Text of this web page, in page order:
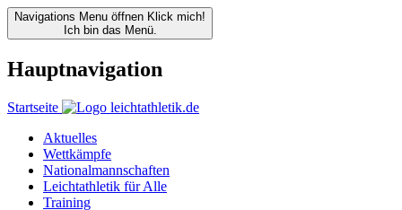
Navigations Menu öffnen Klick mich!
Ich bin das Menü.
Hauptnavigation
Startseite
Aktuelles
Wettkämpfe
Nationalmannschaften
Leichtathletik für Alle
Training